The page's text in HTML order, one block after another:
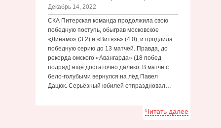
Декабрь 14, 2022
СКА Питерская команда продолжила свою
победную поступь, обыграв московское
«Динамо» (3:2) и «Витязь» (4:0), и продлила
победную серию до 13 матчей. Правда, до
рекорда омского «Авангарда» (18 побед
подряд) ещё достаточно далеко. В матче с
бело-голубыми вернулся на лёд Павел
Дацюк. Серьёзный юбилей отпраздновал…
Читать далее